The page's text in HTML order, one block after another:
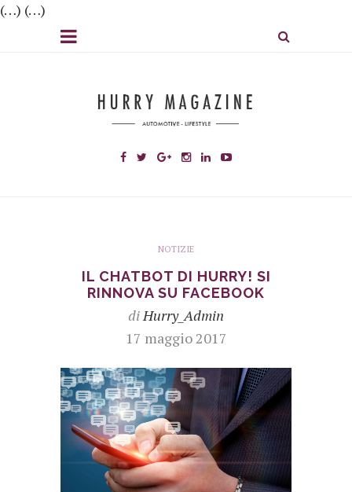
(…) (…)
NOTIZIE
IL CHATBOT DI HURRY! SI
RINNOVA SU FACEBOOK
diHurry_Admin
17 maggio 2017